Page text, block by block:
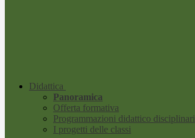
Didattica
Panoramica
Offerta formativa
Programmazioni didattico disciplinari
I progetti delle classi